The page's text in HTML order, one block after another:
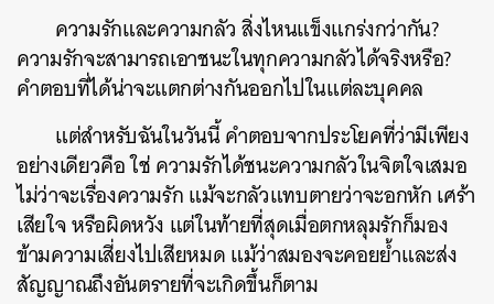
ความรักและความกลัว สิ่งไหนแข็งแกร่งกว่ากัน?
ความรักจะสามารถเอาชนะในทุกความกลัวได้จริงหรือ?
คำตอบที่ได้น่าจะแตกต่างกันออกไปในแต่ละบุคคล
แต่สำหรับฉันในวันนี้ คำตอบจากประโยคที่ว่ามีเพียง
อย่างเดียวคือ ใช่ ความรักได้ชนะความกลัวในจิตใจเสมอ
ไม่ว่าจะเรื่องความรัก แม้จะกลัวแทบตายว่าจะอกหัก เศร้า
เสียใจ หรือผิดหวัง แต่ในท้ายที่สุดเมื่อตกหลุมรักก็มอง
ข้ามความเสี่ยงไปเสียหมด แม้ว่าสมองจะคอยย้ำและส่ง
สัญญาณถึงอันตรายที่จะเกิดขึ้นก็ตาม
ค้นหา